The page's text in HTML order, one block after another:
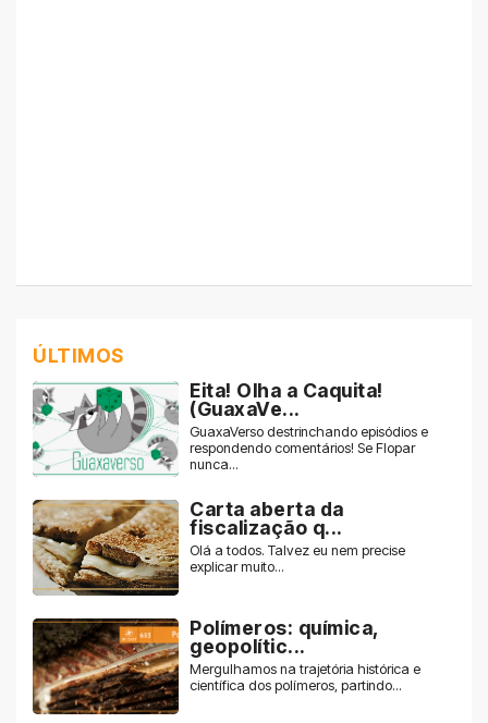
ÚLTIMOS
Eita! Olha a Caquita!
(GuaxaVe...
GuaxaVerso destrinchando episódios e
respondendo comentários! Se Flopar
nunca...
Carta aberta da
fiscalização q...
Olá a todos. Talvez eu nem precise
explicar muito...
Polímeros: química,
geopolític...
Mergulhamos na trajetória histórica e
científica dos polímeros, partindo...